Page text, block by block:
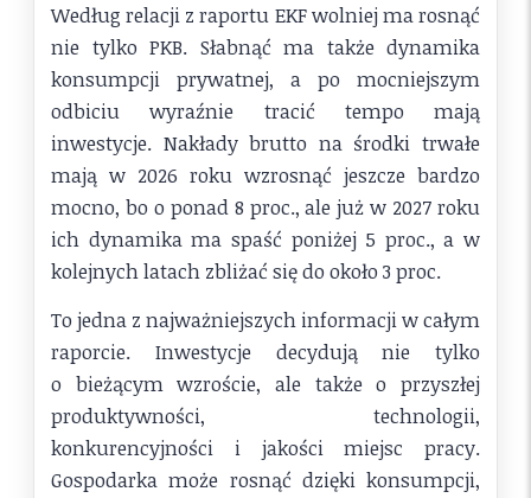
Według relacji z raportu EKF wolniej ma rosnąć
nie tylko PKB. Słabnąć ma także dynamika
konsumpcji prywatnej, a po mocniejszym
odbiciu wyraźnie tracić tempo mają
inwestycje. Nakłady brutto na środki trwałe
mają w 2026 roku wzrosnąć jeszcze bardzo
mocno, bo o ponad 8 proc., ale już w 2027 roku
ich dynamika ma spaść poniżej 5 proc., a w
kolejnych latach zbliżać się do około 3 proc.
To jedna z najważniejszych informacji w całym
raporcie. Inwestycje decydują nie tylko
o bieżącym wzroście, ale także o przyszłej
produktywności, technologii,
konkurencyjności i jakości miejsc pracy.
Gospodarka może rosnąć dzięki konsumpcji,